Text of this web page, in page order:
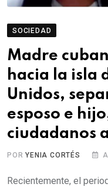
SOCIEDAD
Madre
hacia la isla
Unidos,
esposo e
ciudadanos
PORYENIA CORTÉS
Recientemente, el